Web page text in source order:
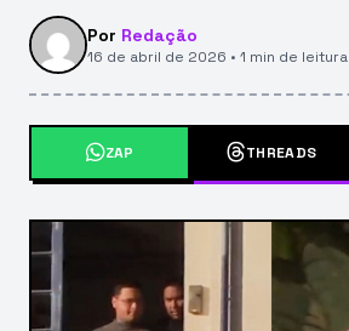
Por Redação
16 de abril de 2026 • 1 min de leitura
ZAP THREADS